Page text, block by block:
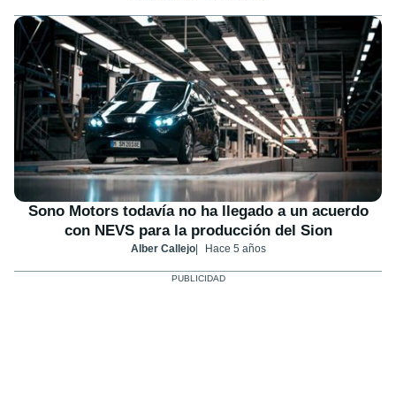
Sono Motors todavía no ha llegado a un acuerdo
con NEVS para la producción del Sion
Alber Callejo Hace 5 años